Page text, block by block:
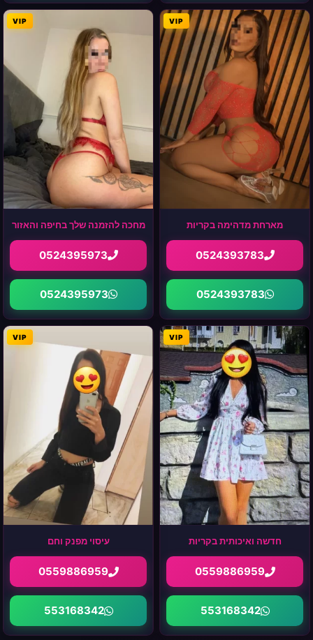
VIP
מארחת מדהימה בקריות
0524393783
0524393783
VIP
מחכה להזמנה שלך בחיפה והאזור
0524395973
0524395973
VIP
חדשה ואיכותית בקריות
0559886959
553168342
VIP
עיסוי מפנק וחם
0559886959
553168342